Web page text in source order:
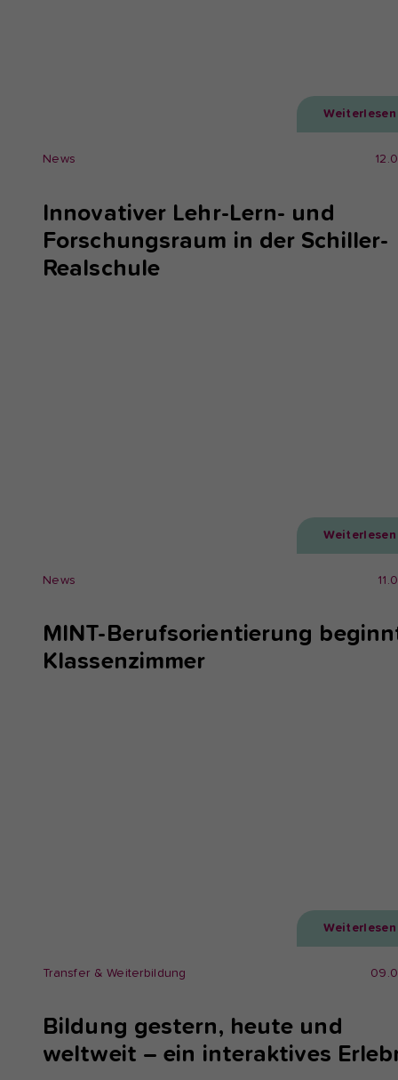
Weiterlesen
News
Innovativer Lehr-Lern- und
Forschungsraum in der Schiller-
Realschule
Weiterlesen
News
MINT-Berufsorientierung
Klassenzimmer
Weiterlesen
Transfer & Weiterbildung
Bildung gestern, heute und
weltweit – ein interaktives